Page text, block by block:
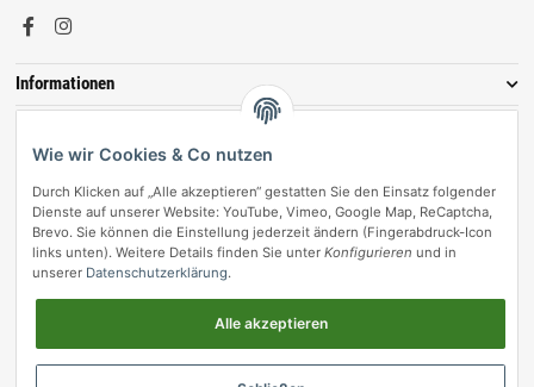
Informationen
Vertrag widerrufen
Wie wir Cookies & Co nutzen
Durch Klicken auf „Alle akzeptieren“ gestatten Sie den Einsatz folgender
Dienste auf unserer Website: YouTube, Vimeo, Google Map, ReCaptcha,
Brevo. Sie können die Einstellung jederzeit ändern (Fingerabdruck-Icon
links unten). Weitere Details finden Sie unter Konfigurieren und in
unserer Datenschutzerklärung.
Alle akzeptieren